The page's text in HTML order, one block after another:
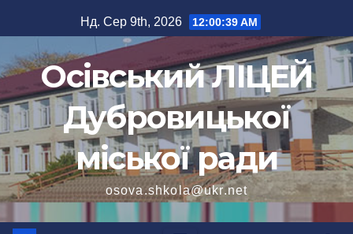
до
вмісту
Нд. Сер 9th, 2026 12:00:40 AM
Осівський ЛІЦЕЙ
Дубровицької
міської ради
osova.shkola@ukr.net